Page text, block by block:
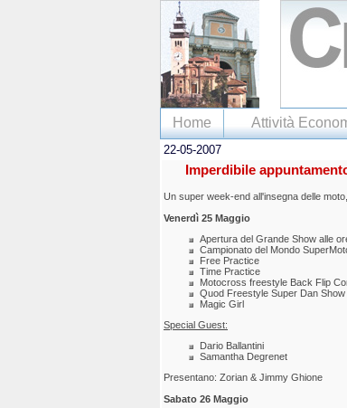
Home Attività
22-05-2007
Imperdibile
Un super week-end all'insegna delle
Venerdì 25 Maggio
Apertura del Grande Show alle
Campionato del Mondo
Free Practice
Time Practice
Motocross freestyle Back Flip
Quod Freestyle Super Dan Show
Magic Girl
Special Guest:
Dario Ballantini
Samantha Degrenet
Presentano: Zorian & Jimmy Ghione
Sabato 26 Maggio